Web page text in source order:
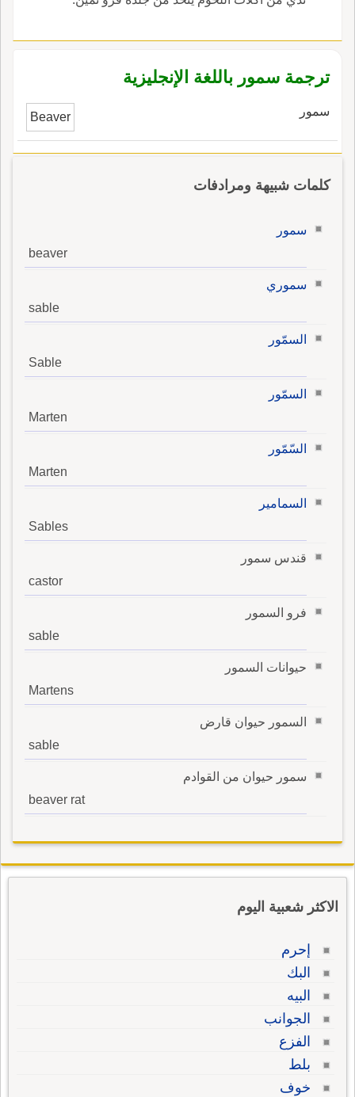
يعني كُدْرَةَ لونها أَو طَراءَ بياضِها وابنُ سَمُرَة: من
وهم إِلى هذه الغاية بالشام يعرفون بالسامريين،
كِرْمان.
ترجمة سمور باللغة الإنجليزية
سمور Beaver
كلمات شبيهة ومرادفات
سمور
beaver
سموري
sable
السمّور
Sable
السمّور
Marten
السّمّور
Marten
السمامير
Sables
قندس سمور
castor
فرو السمور
sable
حيوانات السمور
Martens
السمور حيوان قارض
sable
سمور حيوان من القوادم
beaver rat
الاكثر شعبية اليوم
إحرم
البك
البيه
الجوانب
الفزع
بلط
خوف